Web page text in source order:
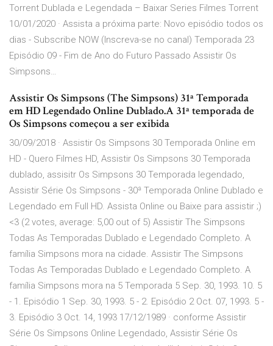
Torrent Dublada e Legendada – Baixar Series Filmes Torrent
10/01/2020 · Assista a próxima parte: Novo episódio todos os
dias - Subscribe NOW (Inscreva-se no canal) Temporada 23
Episódio 09 - Fim de Ano do Futuro Passado Assistir Os
Simpsons…
Assistir Os Simpsons (The Simpsons) 31ª Temporada
em HD Legendado Online Dublado.A 31ª temporada de
Os Simpsons começou a ser exibida
30/09/2018 · Assistir Os Simpsons 30 Temporada Online em
HD - Quero Filmes HD, Assistir Os Simpsons 30 Temporada
dublado, assisitr Os Simpsons 30 Temporada legendado,
Assistir Série Os Simpsons - 30ª Temporada Online Dublado e
Legendado em Full HD. Assista Online ou Baixe para assistir ;)
<3 (2 votes, average: 5,00 out of 5) Assistir The Simpsons
Todas As Temporadas Dublado e Legendado Completo. A
família Simpsons mora na cidade. Assistir The Simpsons
Todas As Temporadas Dublado e Legendado Completo. A
família Simpsons mora na 5 Temporada 5 Sep. 30, 1993. 10. 5
- 1. Episódio 1 Sep. 30, 1993. 5 - 2. Episódio 2 Oct. 07, 1993. 5 -
3. Episódio 3 Oct. 14, 1993 17/12/1989 · conforme Assistir
Série Os Simpsons Online Legendado, Assistir Série Os